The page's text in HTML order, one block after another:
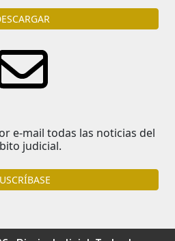
e-mail todas las noticias del
judicial.